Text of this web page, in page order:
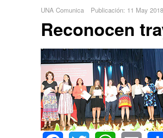
UNA Comunica Publicación: 11 May 2018
Reconocen